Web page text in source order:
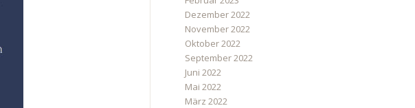
Dezember 2022
November 2022
Oktober 2022
September 2022
Juni 2022
Mai 2022
März 2022